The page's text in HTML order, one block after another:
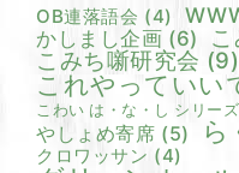
OB連落語会 (4)
かしまし企画 (6)
こみち噺研究会 (9)
これやっていい
こわい は・な・し シリーズ
やしょめ寄席 (5) ら
クロワッサン (4)